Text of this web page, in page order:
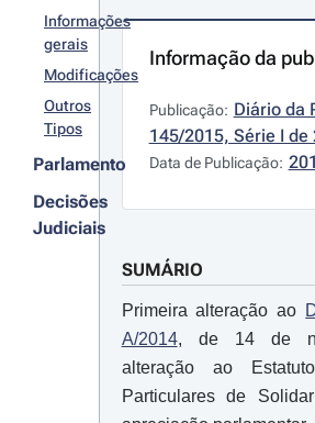
Informações
gerais
Modificações
Outros
Tipos
Parlamento
Decisões
Judiciais
Informação da
Publicação: Diário da
145/2015, Série I de
Data de Publicação:
SUMÁRIO
Primeira alteração ao
A/2014, de 14 de
alteração ao
Particulares de